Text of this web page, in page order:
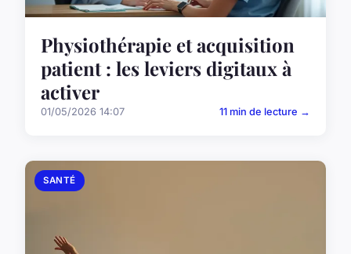
Physiothérapie et acquisition
patient : les leviers digitaux à
activer
01/05/2026 14:07 11 min de lecture →
SANTÉ